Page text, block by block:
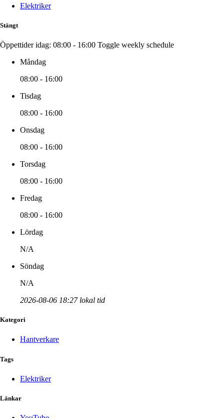
Elektriker
Stängt
Öppettider idag: 08:00 - 16:00 Toggle weekly schedule
Måndag
08:00 - 16:00
Tisdag
08:00 - 16:00
Onsdag
08:00 - 16:00
Torsdag
08:00 - 16:00
Fredag
08:00 - 16:00
Lördag
N/A
Söndag
N/A
2026-08-06 18:27 lokal tid
Kategori
Hantverkare
Tags
Elektriker
Länkar